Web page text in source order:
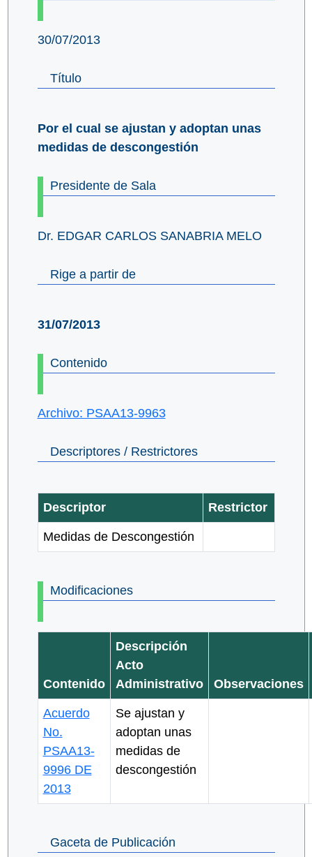
30/07/2013
Título
Por el cual se ajustan y adoptan unas
medidas de descongestión
Presidente de Sala
Dr. EDGAR CARLOS SANABRIA MELO
Rige a partir de
31/07/2013
Contenido
Archivo: PSAA13-9963
Descriptores / Restrictores
Descriptor Restrictor
Medidas de Descongestión
Modificaciones
Contenido
Descripción
Acto
Administrativo
Observaciones
Acuerdo
No.
PSAA13-
9996 DE
2013
Se ajustan y
adoptan unas
medidas de
descongestión
Gaceta de Publicación